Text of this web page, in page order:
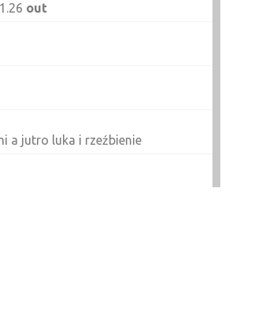
out
a jutro luka i rzeźbienie